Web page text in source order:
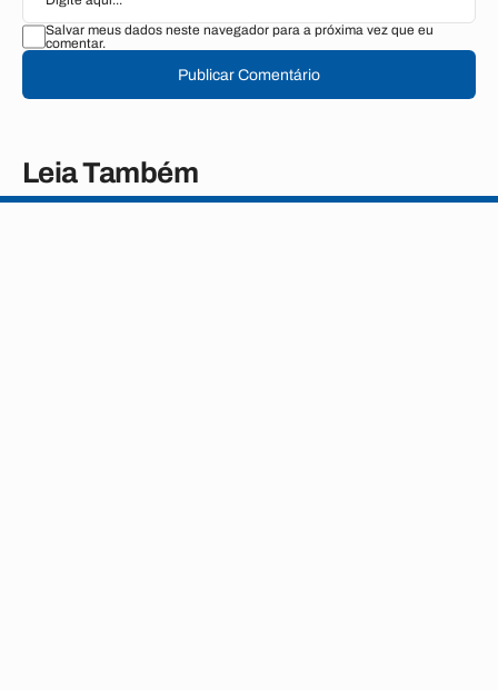
Salvar meus dados neste navegador para a próxima vez que eu
comentar.
Publicar Comentário
Leia Também